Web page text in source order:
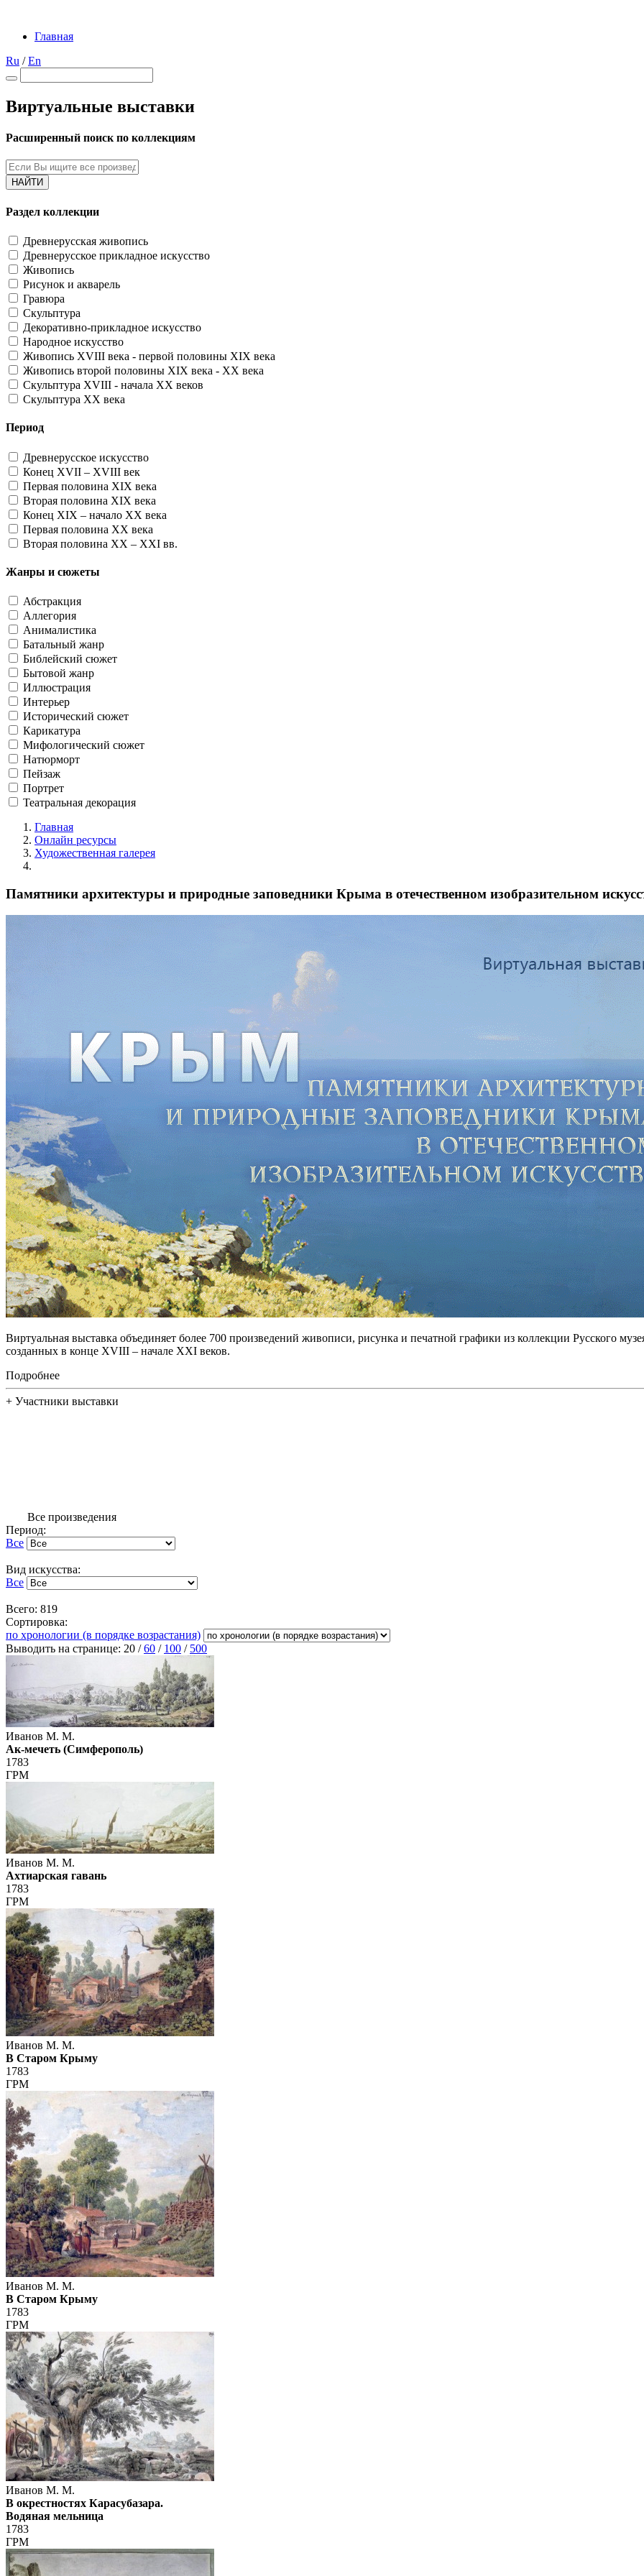
Главная
Ru /En
Виртуальные выставки
Расширенный поиск по коллекциям
НАЙТИ
Раздел коллекции
Древнерусская живопись
Древнерусское прикладное искусство
Живопись
Рисунок и акварель
Гравюра
Скульптура
Декоративно-прикладное искусство
Народное искусство
Живопись XVIII века - первой половины XIX века
Живопись второй половины XIX века - XX века
Скульптура XVIII - начала XX веков
Скульптура XX века
Период
Древнерусское искусство
Конец XVII – XVIII век
Первая половина XIX века
Вторая половина XIX века
Конец XIX – начало XX века
Первая половина XX века
Вторая половина XX – XXI вв.
Жанры и сюжеты
Абстракция
Аллегория
Анималистика
Батальный жанр
Библейский сюжет
Бытовой жанр
Иллюстрация
Интерьер
Исторический сюжет
Карикатура
Мифологический сюжет
Натюрморт
Пейзаж
Портрет
Театральная декорация
Главная
Онлайн ресурсы
Художественная галерея
Памятники архитектуры и природные заповедники Крыма в отечественном изобразительном
Виртуальная выставка объединяет более 700 произведений живописи, рисунка и печатной графики из коллекции Русского
созданных в конце XVIII – начале XXI веков.
Подробнее
+ Участники выставки
Все произведения
Период:
Все
Вид искусства:
Все
Всего: 819
Сортировка:
по хронологии (в порядке возрастания)
Выводить на странице: 20 /60 / 100 / 500
Иванов М. М.
Ак-мечеть (Симферополь)
1783
ГРМ
Иванов М. М.
Ахтиарская гавань
1783
ГРМ
Иванов М. М.
В Старом Крыму
1783
ГРМ
Иванов М. М.
В Старом Крыму
1783
ГРМ
Иванов М. М.
В окрестностях Карасубазара.
Водяная мельница
1783
ГРМ